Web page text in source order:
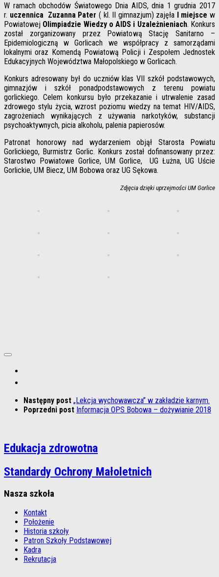
W ramach obchodów Światowego Dnia AIDS, dnia 1 grudnia 2017
r. uczennica Zuzanna Pater ( kl. II gimnazjum) zajęła I miejsce w
Powiatowej Olimpiadzie Wiedzy o AIDS i Uzależnieniach. Konkurs
został zorganizowany przez Powiatową Stację Sanitarno –
Epidemiologiczną w Gorlicach we współpracy z samorządami
lokalnymi oraz Komendą Powiatową Policji i Zespołem Jednostek
Edukacyjnych Województwa Małopolskiego w Gorlicach.
Konkurs adresowany był do uczniów klas VII szkół podstawowych,
gimnazjów i szkół ponadpodstawowych z terenu powiatu
gorlickiego. Celem konkursu było przekazanie i utrwalenie zasad
zdrowego stylu życia, wzrost poziomu wiedzy na temat HIV/AIDS,
zagrożeniach wynikających z używania narkotyków, substancji
psychoaktywnych, picia alkoholu, palenia papierosów.
Patronat honorowy nad wydarzeniem objął Starosta Powiatu
Gorlickiego, Burmistrz Gorlic. Konkurs został dofinansowany przez:
Starostwo Powiatowe Gorlice, UM Gorlice, UG Łużna, UG Uście
Gorlickie, UM Biecz, UM Bobowa oraz UG Sękowa.
Zdjęcia dzięki uprzejmości UM Gorlice
Następny post „Lekcja wychowawcza” w zakładzie karnym.
Poprzedni post Informacja OPS Bobowa – dożywianie 2018
Edukacja zdrowotna
Standardy Ochrony Małoletnich
Nasza szkoła
Kontakt
Położenie
Historia szkoły
Patron Szkoły Podstawowej
Kadra
Rekrutacja